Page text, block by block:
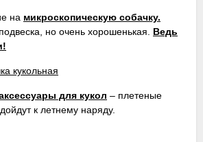
на микроскопическую собачку.
но очень хорошенькая. Ведь
для кукол – плетеные
к летнему наряду.